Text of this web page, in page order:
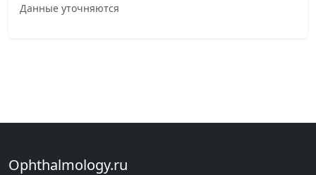
Данные уточняются
Ophthalmology.ru